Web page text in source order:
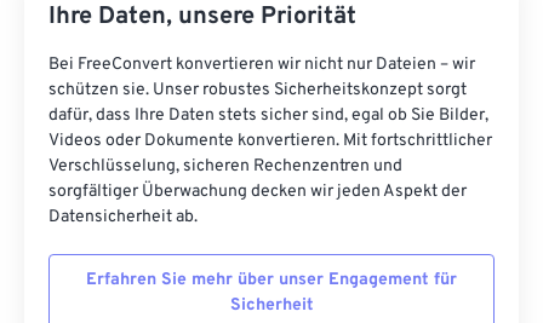
Ihre Daten, unsere Priorität
Bei FreeConvert konvertieren wir nicht nur Dateien – wir
schützen sie. Unser robustes Sicherheitskonzept sorgt
dafür, dass Ihre Daten stets sicher sind, egal ob Sie Bilder,
Videos oder Dokumente konvertieren. Mit fortschrittlicher
Verschlüsselung, sicheren Rechenzentren und
sorgfältiger Überwachung decken wir jeden Aspekt der
Datensicherheit ab.
Erfahren Sie mehr über unser Engagement für
Sicherheit